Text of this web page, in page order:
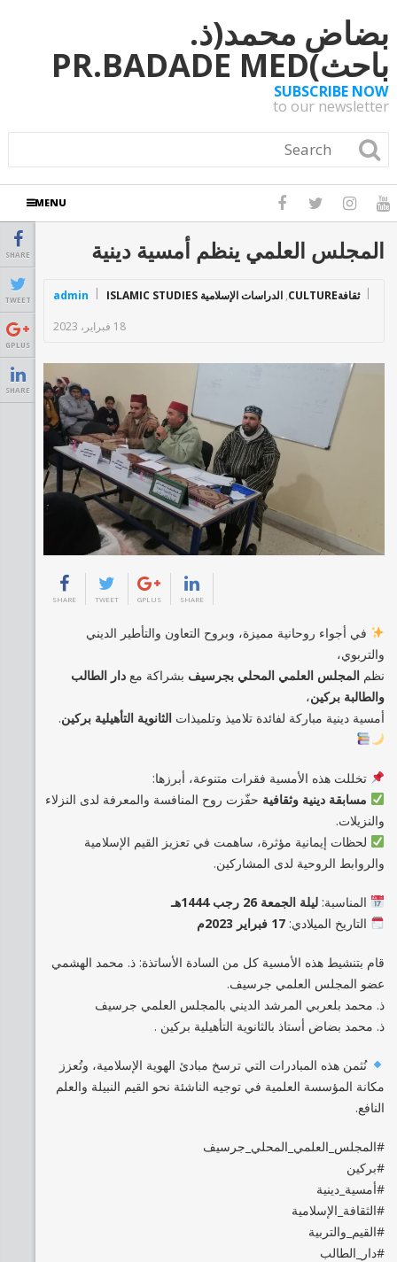
بضاض محمد(ذ.
باحث)PR.BADADE MED
SUBSCRIBE NOW
to our newsletter
MENU
SHARE
TWEET
GPLUS
SHARE
المجلس العلمي ينظم أمسية دينية
admin ثقافةCULTURE ,الدراسات الإسلامية ISLAMIC STUDIES
18 فبراير، 2023
SHARE TWEET GPLUS SHARE
في أجواء روحانية مميزة، وبروح التعاون والتأطير الديني
والتربوي،
نظم المجلس العلمي المحلي بجرسيف بشراكة مع دار الطالب
والطالبة بركين،
أمسية دينية مباركة لفائدة تلاميذ وتلميذات الثانوية التأهيلية بركين.
تخللت هذه الأمسية فقرات متنوعة، أبرزها:
مسابقة دينية وثقافية حفّزت روح المنافسة والمعرفة لدى النزلاء
والنزيلات.
لحظات إيمانية مؤثرة، ساهمت في تعزيز القيم الإسلامية
والروابط الروحية لدى المشاركين.
المناسبة: ليلة الجمعة 26 رجب 1444هـ
التاريخ الميلادي: 17 فبراير 2023م
قام بتنشيط هذه الأمسية كل من السادة الأساتذة: ذ. محمد الهشمي
عضو المجلس العلمي جرسيف.
ذ. محمد بلعربي المرشد الديني بالمجلس العلمي جرسيف
ذ. محمد بضاض أستاذ بالثانوية التأهيلية بركين .
نُثمن هذه المبادرات التي ترسخ مبادئ الهوية الإسلامية، وتُعزز
مكانة المؤسسة العلمية في توجيه الناشئة نحو القيم النبيلة والعلم
النافع.
#المجلس_العلمي_المحلي_جرسيف
#بركين
#أمسية_دينية
#الثقافة_الإسلامية
#القيم_والتربية
#دار_الطالب